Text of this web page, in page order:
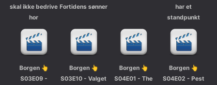
skal ikke bedrive
hor
Fortidens sønner
har et
standpunkt
Borgen 👆
S03E09 -
Borgen 👆
S03E10 - Valget
Borgen 👆
S04E01 - The
Borgen 👆
S04E02 - Pest